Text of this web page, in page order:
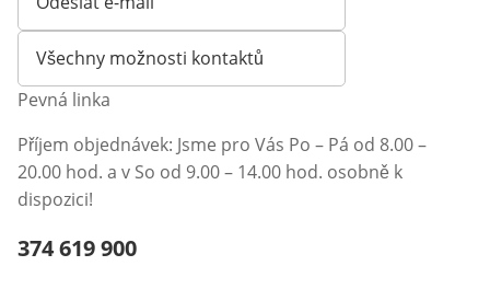
Otevírá e-mailového klienta
Všechny možnosti kontaktů
Pevná linka
Příjem objednávek: Jsme pro Vás Po – Pá od 8.00 –
20.00 hod. a v So od 9.00 – 14.00 hod. osobně k
dispozici!
Telefonní číslo:
374 619 900